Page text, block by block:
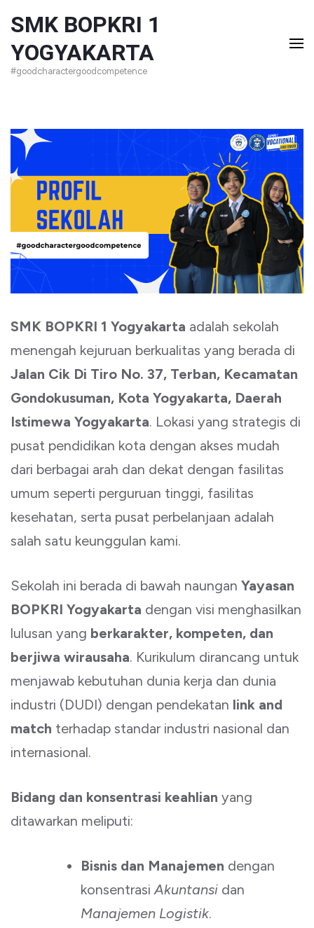
ke
konten
SMK BOPKRI 1
YOGYAKARTA
#goodcharactergoodcompetence
SMK BOPKRI 1 Yogyakarta adalah sekolah
menengah kejuruan berkualitas yang berada di
Jalan Cik Di Tiro No. 37, Terban, Kecamatan
Gondokusuman, Kota Yogyakarta, Daerah
Istimewa Yogyakarta. Lokasi yang strategis di
pusat pendidikan kota dengan akses mudah
dari berbagai arah dan dekat dengan fasilitas
umum seperti perguruan tinggi, fasilitas
kesehatan, serta pusat perbelanjaan adalah
salah satu keunggulan kami.
Sekolah ini berada di bawah naungan Yayasan
BOPKRI Yogyakarta dengan visi menghasilkan
lulusan yang berkarakter, kompeten, dan
berjiwa wirausaha. Kurikulum dirancang untuk
menjawab kebutuhan dunia kerja dan dunia
industri (DUDI) dengan pendekatan link and
match terhadap standar industri nasional dan
internasional.
Bidang dan konsentrasi keahlian yang
ditawarkan meliputi:
Bisnis dan Manajemen dengan
konsentrasiAkuntansi dan
Manajemen Logistik.